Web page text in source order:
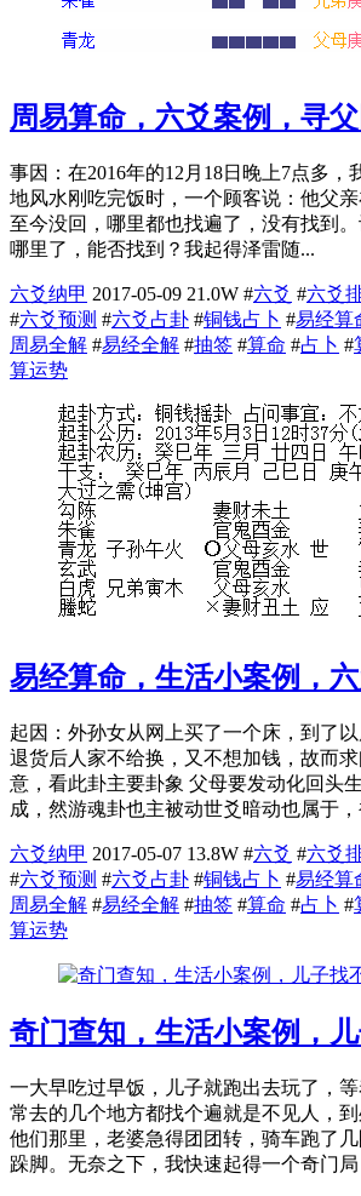
周易算命，六爻案例，寻
事因：在2016年的12月18日晚上7点多，
地风水刚吃完饭时，一个顾客说：他父亲
至今没回，哪里都也找遍了，没有找到
哪里了，能否找到？我起得泽雷随...
六爻纳甲 2017-05-09 21.0W #六爻 #六爻
#六爻预测 #六爻占卦 #铜钱占卜 #易经算
周易全解 #易经全解 #抽签 #算命 #占卜 #
算运势
易经算命，生活小案例，
起因：外孙女从网上买了一个床，到了
退货后人家不给换，又不想加钱，故而
意，看此卦主要卦象 父母要发动化回头
成，然游魂卦也主被动世爻暗动也属于，
六爻纳甲 2017-05-07 13.8W #六爻 #六爻
#六爻预测 #六爻占卦 #铜钱占卜 #易经算
周易全解 #易经全解 #抽签 #算命 #占卜 #
算运势
奇门查知，生活小案例，
一大早吃过早饭，儿子就跑出去玩了，
常去的几个地方都找个遍就是不见人，
他们那里，老婆急得团团转，骑车跑了
跺脚。无奈之下，我快速起得一个奇门局